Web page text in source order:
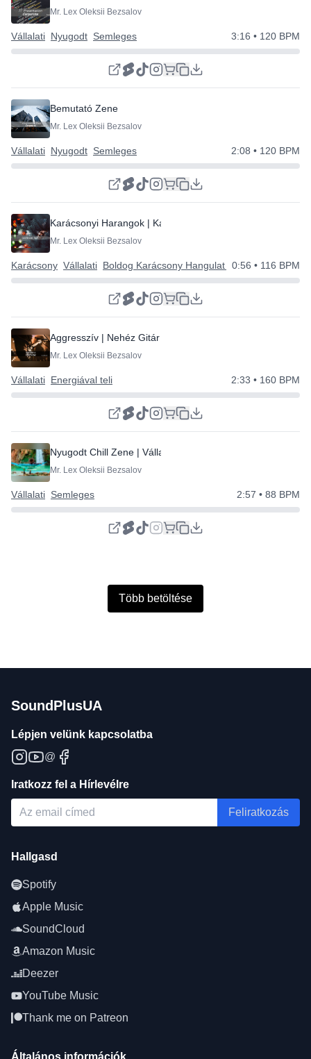
Mr. Lex Oleksii Bezsalov
Vállalati Nyugodt Semleges 3:16 • 120 BPM
Bemutató Zene
Mr. Lex Oleksii Bezsalov
Vállalati Nyugodt Semleges 2:08 • 120 BPM
Karácsonyi Harangok | Karácsonyi Vállalati
Mr. Lex Oleksii Bezsalov
Karácsony Vállalati Boldog Karácsony Hangulat | Boldog Új Évet
0:56 • 116 BPM
Aggresszív | Nehéz Gitár Riff
Mr. Lex Oleksii Bezsalov
Vállalati Energiával teli 2:33 • 160 BPM
Nyugodt Chill Zene | Vállalati | Prezentáció
Mr. Lex Oleksii Bezsalov
Vállalati Semleges 2:57 • 88 BPM
Több betöltése
SoundPlusUA
Lépjen velünk kapcsolatba
@
Iratkozz fel a Hírlevélre
Feliratkozás
Hallgasd
Spotify
Apple Music
SoundCloud
Amazon Music
Deezer
YouTube Music
Thank me on Patreon
Általános információk